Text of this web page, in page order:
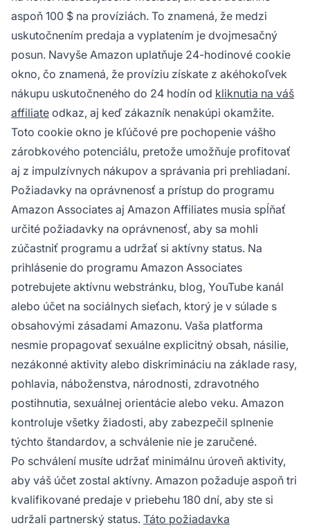
aspoň 100 $ na províziách. To znamená, že medzi
uskutočnením predaja a vyplatením je dvojmesačný
posun. Navyše Amazon uplatňuje 24-hodinové cookie
okno, čo znamená, že províziu získate z akéhokoľvek
nákupu uskutočneného do 24 hodín od kliknutia na váš
affiliate odkaz, aj keď zákazník nenakúpi okamžite.
Toto cookie okno je kľúčové pre pochopenie vášho
zárobkového potenciálu, pretože umožňuje profitovať
aj z impulzívnych nákupov a správania pri prehliadaní.
Požiadavky na oprávnenosť a prístup do programu
Amazon Associates aj Amazon Affiliates musia spĺňať
určité požiadavky na oprávnenosť, aby sa mohli
zúčastniť programu a udržať si aktívny status. Na
prihlásenie do programu Amazon Associates
potrebujete aktívnu webstránku, blog, YouTube kanál
alebo účet na sociálnych sieťach, ktorý je v súlade s
obsahovými zásadami Amazonu. Vaša platforma
nesmie propagovať sexuálne explicitný obsah, násilie,
nezákonné aktivity alebo diskrimináciu na základe rasy,
pohlavia, náboženstva, národnosti, zdravotného
postihnutia, sexuálnej orientácie alebo veku. Amazon
kontroluje všetky žiadosti, aby zabezpečil splnenie
týchto štandardov, a schválenie nie je zaručené.
Po schválení musíte udržať minimálnu úroveň aktivity,
aby váš účet zostal aktívny. Amazon požaduje aspoň tri
kvalifikované predaje v priebehu 180 dní, aby ste si
udržali partnerský status. Táto požiadavka